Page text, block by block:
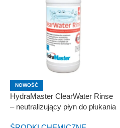
NOWOŚĆ
HydraMaster ClearWater Rinse
– neutralizujący płyn do płukania